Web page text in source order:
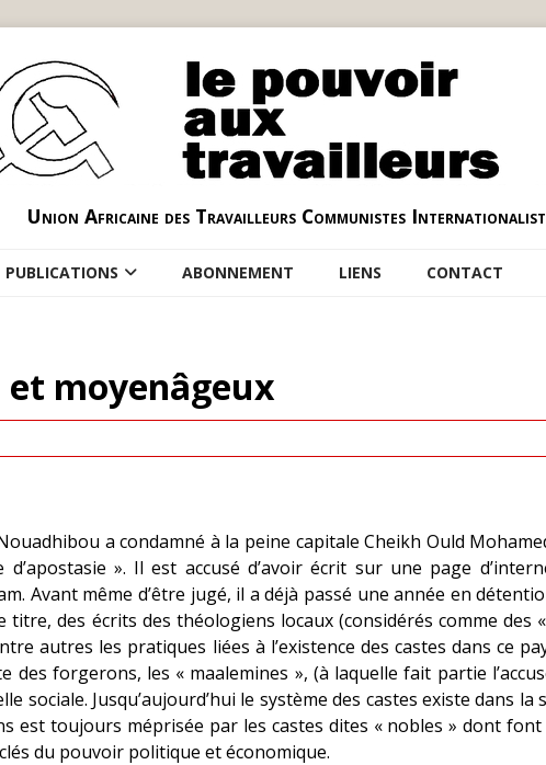
Union Africaine des Travailleurs Communistes
PUBLICATIONS ABONNEMENT LIENS CONTACT
et moyenâgeux
a condamné à la peine capitale Cheikh Ould
». Il est accusé d’avoir écrit sur une page
Avant même d’être jugé, il a déjà passé une année en
titre, des écrits des théologiens locaux (considérés comme des
autres les pratiques liées à l’existence des castes dans ce
des forgerons, les « maalemines », (à laquelle fait partie
sociale. Jusqu’aujourd’hui le système des castes existe dans la
est toujours méprisée par les castes dites « nobles » dont
du pouvoir politique et économique.